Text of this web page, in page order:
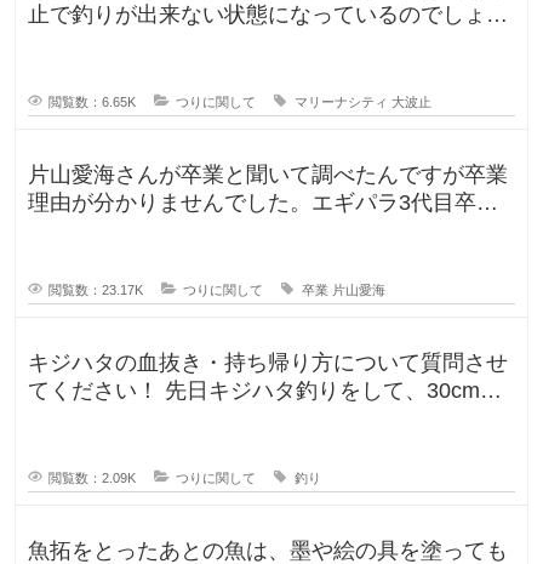
止で釣りが出来ない状態になっているのでしょう
閲覧数：6.65K つりに関して マリーナシティ 大波止
片山愛海さんが卒業と聞いて調べたんですが卒業
理由が分かりませんでした。エギパラ3代目卒業
閲覧数：23.17K つりに関して 卒業 片山愛海
キジハタの血抜き・持ち帰り方について質問させ
てください！ 先日キジハタ釣りをして、30cm台
閲覧数：2.09K つりに関して 釣り
魚拓をとったあとの魚は、墨や絵の具を塗っても